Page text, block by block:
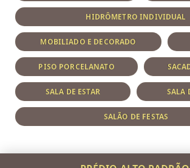
HIDRÔMETRO INDIVIDUAL
MOBILIADO E DECORADO
PISO PORCELANATO
SALA DE ESTAR SALA
SALÃO DE FESTAS